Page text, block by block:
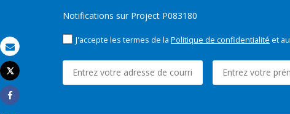
Email
Imprimer
Tweet
Share
Notifications sur Project P083180
J'accepte les termes de la Politique de confidentialité et